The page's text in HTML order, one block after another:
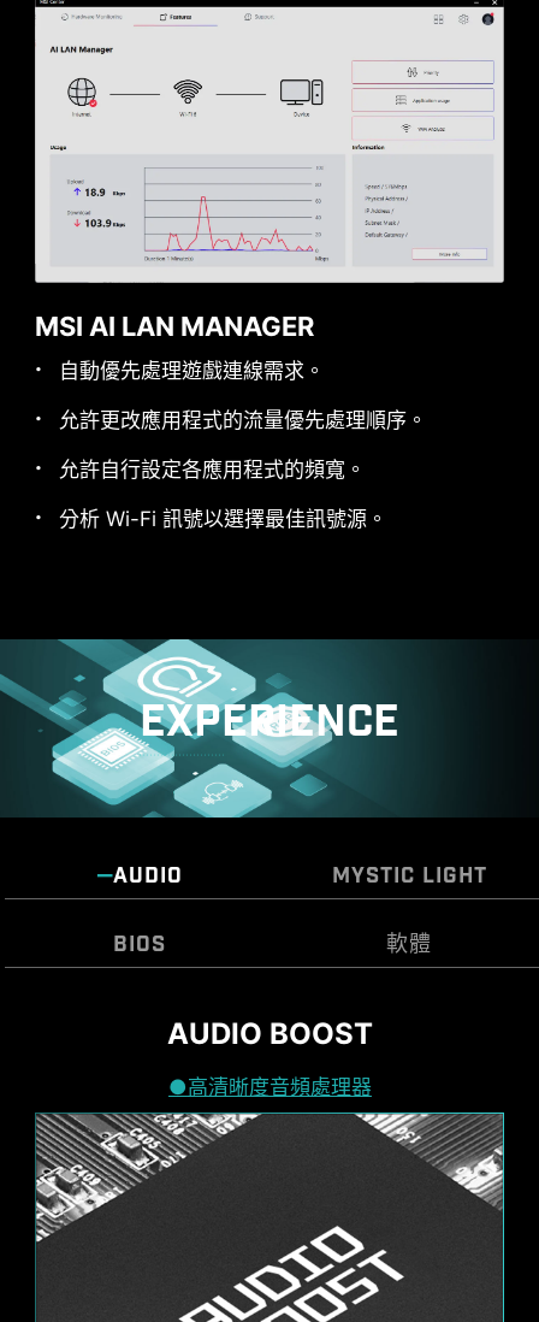
MSI AI LAN MANAGER
自動優先處理遊戲連線需求。
允許更改應用程式的流量優先處理順序。
允許自行設定各應用程式的頻寬。
分析 Wi-Fi 訊號以選擇最佳訊號源。
EXPERIENCE
AUDIO MYSTIC LIGHT
BIOS 軟體
AUDIO BOOST
高清晰度音頻處理器
盡情揮灑彩色世界
透過 MSI Center 的 Mystic Light 工具，為你的桌
機增添色彩和充滿活力的 RGB 燈效。擁有上百萬種
顏色選擇與多樣炫酷的 LED 效果，任您選、任您
微星全新設計的 CLICK BIOS X 提供美觀更友善使
EZ 模式 預設模式
MSI CENTER
MSI 全新的MSI Center 將MSI 所有軟體整合到一個
應用程序中。進一步控制主機板功能，以釋放無限
可能性。
Mystic Light